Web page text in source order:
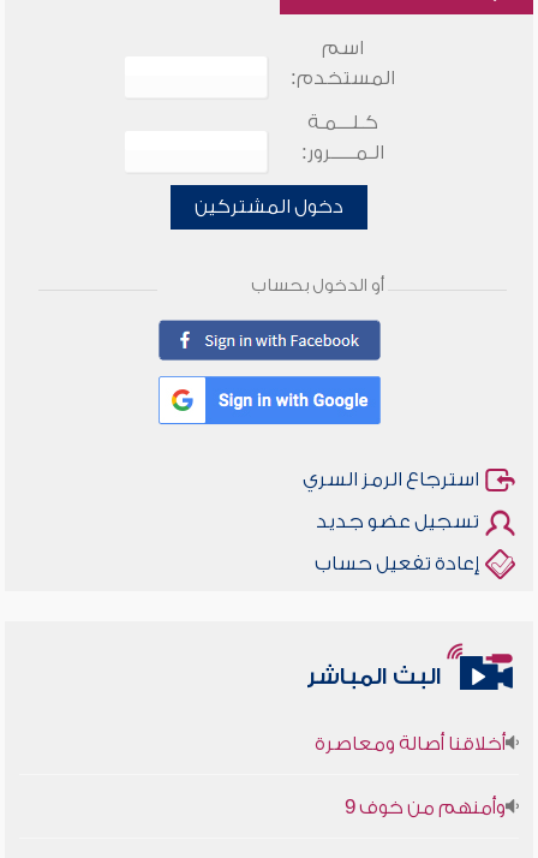
اسم
المستخدم:
كـلـــمـة
الـمـــــرور:
دخول المشتركين
أو الدخول بحساب
استرجاع الرمز السري
تسجيل عضو جديد
إعادة تفعيل حساب
البث المباشر